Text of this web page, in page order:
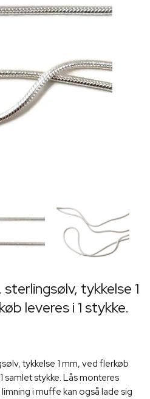
tykkelse 1
leveres i 1 stykke.
tykkelse 1 mm, ved flerkøb
stykke. Lås monteres
i muffe kan også lade sig